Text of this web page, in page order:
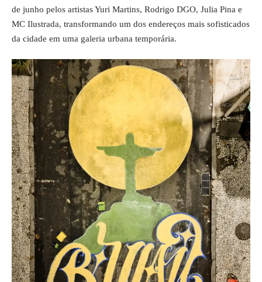
de junho pelos artistas Yuri Martins, Rodrigo DGO, Julia Pina e
MC Ilustrada, transformando um dos endereços mais sofisticados
da cidade em uma galeria urbana temporária.